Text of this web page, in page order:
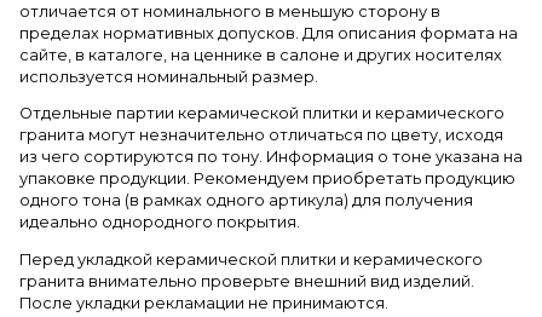
отличается от номинального в меньшую сторону в
пределах нормативных допусков. Для описания формата на
сайте, в каталоге, на ценнике в салоне и других носителях
используется номинальный размер.
Отдельные партии керамической плитки и керамического
гранита могут незначительно отличаться по цвету, исходя
из чего сортируются по тону. Информация о тоне указана на
упаковке продукции. Рекомендуем приобретать продукцию
одного тона (в рамках одного артикула) для получения
идеально однородного покрытия.
Перед укладкой керамической плитки и керамического
гранита внимательно проверьте внешний вид изделий.
После укладки рекламации не принимаются.